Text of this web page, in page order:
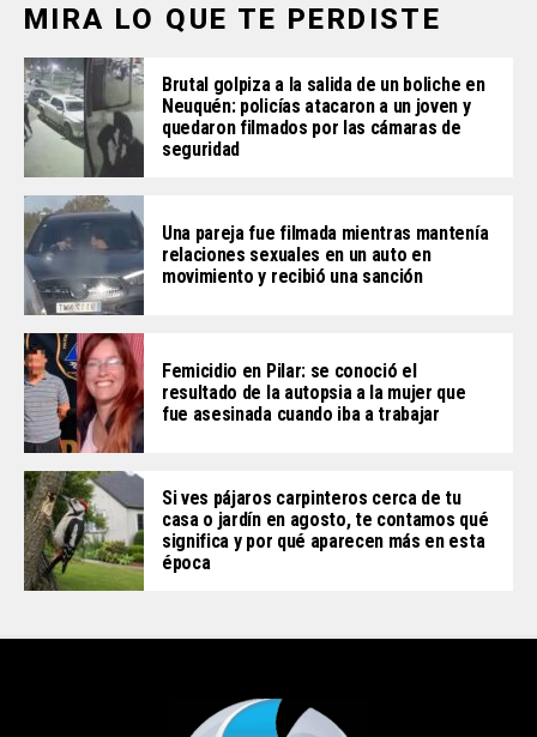
MIRA LO QUE TE PERDISTE
Brutal golpiza a la salida de un boliche en
Neuquén: policías atacaron a un joven y
quedaron filmados por las cámaras de
seguridad
Una pareja fue filmada mientras mantenía
relaciones sexuales en un auto en
movimiento y recibió una sanción
Femicidio en Pilar: se conoció el
resultado de la autopsia a la mujer que
fue asesinada cuando iba a trabajar
Si ves pájaros carpinteros cerca de tu
casa o jardín en agosto, te contamos qué
significa y por qué aparecen más en esta
época